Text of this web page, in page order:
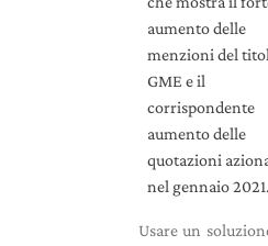
Usare un